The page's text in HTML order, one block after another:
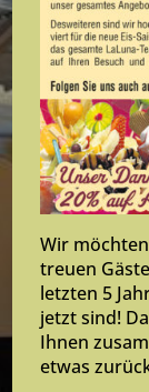
Wir
treuen
letzten 5
jetzt sind!
Ihnen
etwas